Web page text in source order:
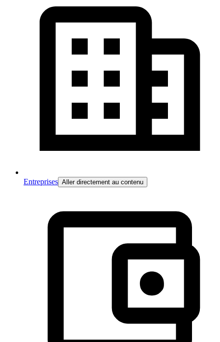
Entreprises Aller directement au contenu